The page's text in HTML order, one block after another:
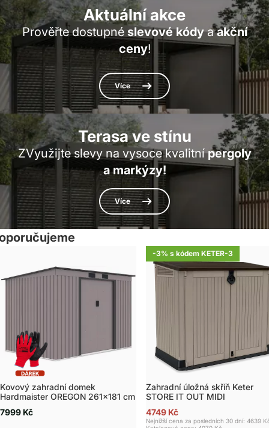
Aktuální akce
Prověřte dostupné slevové kódyaakční
ceny!
Více
Terasa ve stínu
ZVyužijte slevy na vysoce kvalitnípergoly
a markýzy!
Více
Kovový zahradní domek
Hardmaister OREGON 261x181 cm
7999 Kč
-3% s kódem KETER-3
Zahradní úložná skříň Keter
STORE IT OUT MIDI
4749 Kč
Nejnižší cena za posledních 30 dní: 4639